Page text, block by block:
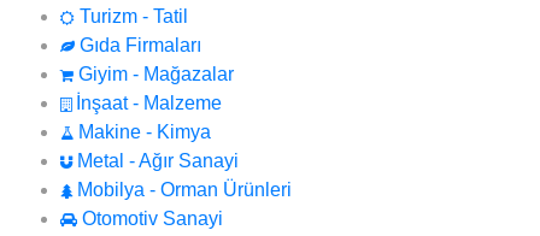
Turizm - Tatil
Gıda Firmaları
Giyim - Mağazalar
İnşaat - Malzeme
Makine - Kimya
Metal - Ağır Sanayi
Mobilya - Orman Ürünleri
Otomotiv Sanayi